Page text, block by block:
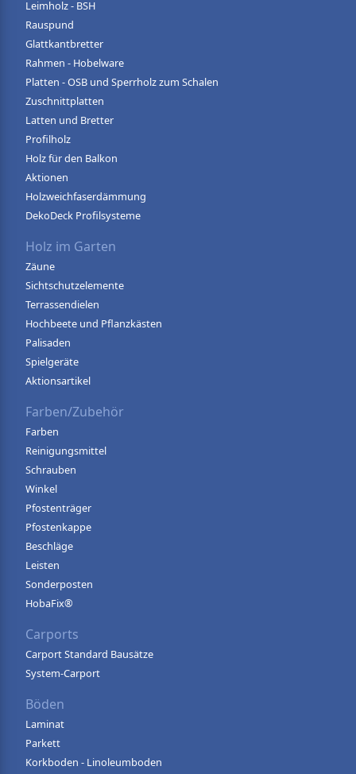
Leimholz - BSH
Rauspund
Glattkantbretter
Rahmen - Hobelware
Platten - OSB und Sperrholz zum Schalen
Zuschnittplatten
Latten und Bretter
Profilholz
Holz für den Balkon
Aktionen
Holzweichfaserdämmung
DekoDeck Profilsysteme
Holz im Garten
Zäune
Sichtschutzelemente
Terrassendielen
Hochbeete und Pflanzkästen
Palisaden
Spielgeräte
Aktionsartikel
Farben/Zubehör
Farben
Reinigungsmittel
Schrauben
Winkel
Pfostenträger
Pfostenkappe
Beschläge
Leisten
Sonderposten
HobaFix®
Carports
Carport Standard Bausätze
System-Carport
Böden
Laminat
Parkett
Korkboden - Linoleumboden